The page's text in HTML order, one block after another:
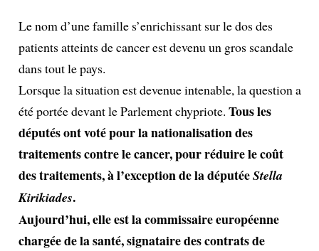
Le nom d’une famille s’enrichissant sur le dos des
patients atteints de cancer est devenu un gros scandale
dans tout le pays.
Lorsque la situation est devenue intenable, la question a
été portée devant le Parlement chypriote. Tous les
députés ont voté pour la nationalisation des
traitements contre le cancer, pour réduire le coût
des traitements, à l’exception de la députéeStella
Kirikiades.
Aujourd’hui, elle est la commissaire européenne
chargée de la santé, signataire des contrats de